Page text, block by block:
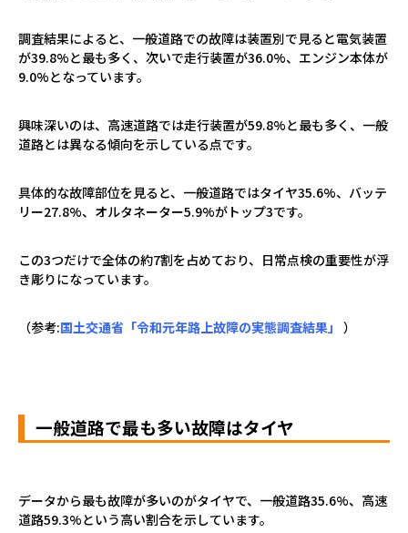
調査結果によると、一般道路での故障は装置別で見ると電気装置
が39.8%と最も多く、次いで走行装置が36.0%、エンジン本体が
9.0%となっています。
興味深いのは、高速道路では走行装置が59.8%と最も多く、一般
道路とは異なる傾向を示している点です。
具体的な故障部位を見ると、一般道路ではタイヤ35.6%、バッテ
リー27.8%、オルタネーター5.9%がトップ3です。
この3つだけで全体の約7割を占めており、日常点検の重要性が浮
き彫りになっています。
（参考:国土交通省「令和元年路上故障の実態調査結果」 ）
一般道路で最も多い故障はタイヤ
データから最も故障が多いのがタイヤで、一般道路35.6%、高速
道路59.3%という高い割合を示しています。